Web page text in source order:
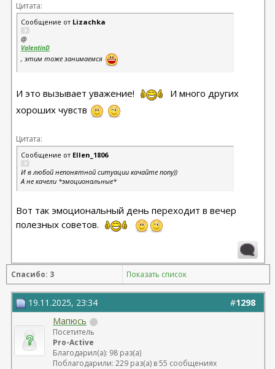
Цитата:
Сообщение от Lizachka
@
ValentinD
, этим тоже занимаемся
И это вызывает уважение!
И много других
хороших чувств
Цитата:
Сообщение от Ellen_1806
И в любой непонятной ситуации качайте попу))
А не качели *эмоциональные*
Вот так эмоциональный день переходит в вечер
полезных советов.
Спасибо: 3 Показать список
#1298
19.11.2025, 23:34
Мапюсь
Посетитель
Pro-Active
Благодарил(а): 98 раз(а)
Поблагодарили: 229 раз(а) в 55 сообщениях